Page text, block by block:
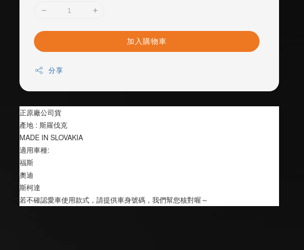
加入購物車
分享
正原廠公司貨
產地 : 斯羅伐克
MADE IN SLOVAKIA
適用車種:
福斯
奧迪
斯柯達
若不確認愛車使用款式，請提供車身號碼，我們幫您核對喔～